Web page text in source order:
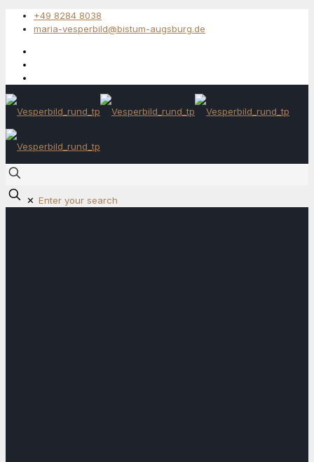
+49 8284 8038
maria-vesperbild@bistum-augsburg.de
✕